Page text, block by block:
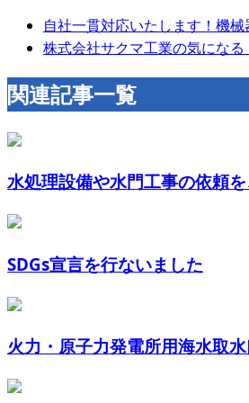
自社一貫対応いたします！機
株式会社サクマ工業の気になる
関連記事一覧
水処理設備や水門工事の依頼
SDGs宣言を行ないました
火力・原子力発電所用海水取